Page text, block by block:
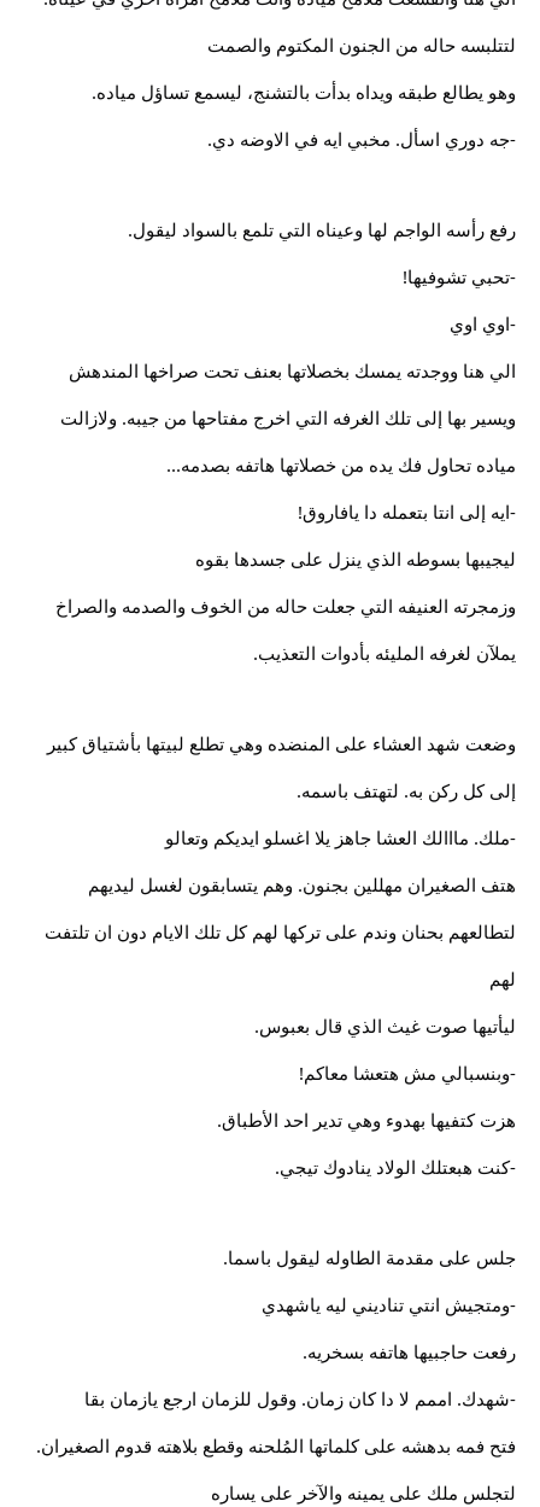
لتتلبسه حاله من الجنون المكتوم والصمت
وهو يطالع طبقه ويداه بدأت بالتشنج، ليسمع تساؤل مياده.
-جه دوري اسأل. مخبي ايه في الاوضه دي.
رفع رأسه الواجم لها وعيناه التي تلمع بالسواد ليقول.
-تحبي تشوفيها!
-اوي اوي
الي هنا ووجدته يمسك بخصلاتها بعنف تحت صراخها المندهش
ويسير بها إلى تلك الغرفه التي اخرج مفتاحها من جيبه. ولازالت
مياده تحاول فك يده من خصلاتها هاتفه بصدمه...
-ايه إلى انتا بتعمله دا يافاروق!
ليجيبها بسوطه الذي ينزل على جسدها بقوه
وزمجرته العنيفه التي جعلت حاله من الخوف والصدمه والصراخ
يملآن لغرفه المليئه بأدوات التعذيب.
وضعت شهد العشاء على المنضده وهي تطلع لبيتها بأشتياق كبير
إلى كل ركن به. لتهتف باسمه.
-ملك. مااالك العشا جاهز يلا اغسلو ايديكم وتعالو
هتف الصغيران مهللين بجنون. وهم يتسابقون لغسل ليديهم
لتطالعهم بحنان وندم على تركها لهم كل تلك الايام دون ان تلتفت
لهم
ليأتيها صوت غيث الذي قال بعبوس.
-وبنسبالي مش هتعشا معاكم!
هزت كتفيها بهدوء وهي تدير احد الأطباق.
-كنت هبعتلك الولاد ينادوك تيجي.
جلس على مقدمة الطاوله ليقول باسما.
-ومتجيش انتي تناديني ليه ياشهدي
رفعت حاجبيها هاتفه بسخريه.
-شهدك. اممم لا دا كان زمان. وقول للزمان ارجع يازمان بقا
فتح فمه بدهشه على كلماتها المُلحنه وقطع بلاهته قدوم الصغيران.
لتجلس ملك على يمينه والآخر على يساره